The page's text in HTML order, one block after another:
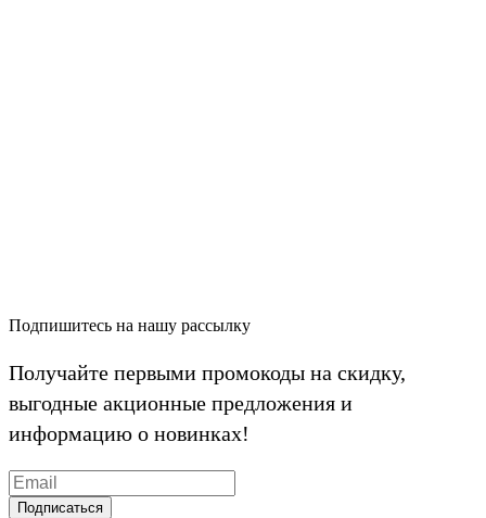
Подпишитесь на нашу рассылку
Получайте первыми промокоды на скидку,
выгодные акционные предложения и
информацию о новинках!
Подписаться